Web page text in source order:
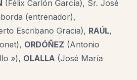
(Félix Carlón García), Sr. José
(entrenador),
Escribano Gracia), RAÚL,
ORDÓÑEZ (Antonio
»), OLALLA (José María